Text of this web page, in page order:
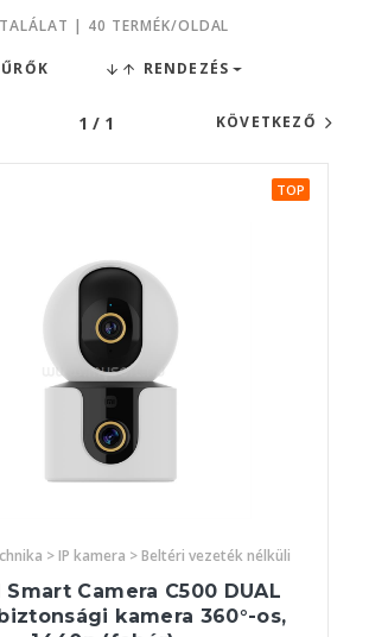
| 40 TERMÉK/OLDAL
RENDEZÉS
1 / 1 KÖVETKEZŐ
TOP
> IP kamera > Beltéri vezeték nélküli
Smart Camera C500 DUAL
kamera 360°-os,